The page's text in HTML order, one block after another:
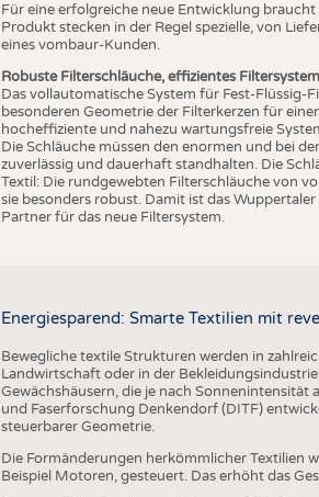
Für eine erfolgreiche neue Entwicklung
Produkt stecken in der Regel spezielle, von
eines vombaur-Kunden.
Robuste Filterschläuche, effizientes Filtersystem
Das vollautomatische System für Fest-
besonderen Geometrie der Filterkerzen für
hocheffiziente und nahezu wartungsfreie
Die Schläuche müssen den enormen und bei
zuverlässig und dauerhaft standhalten. Die
Textil: Die rundgewebten Filterschläuche von
sie besonders robust. Damit ist das
Partner für das neue Filtersystem.
Energiesparend: Smarte Textilien mit
Bewegliche textile Strukturen werden in
Landwirtschaft oder in der
Gewächshäusern, die je nach
und Faserforschung Denkendorf (DITF)
steuerbarer Geometrie.
Die Formänderungen herkömmlicher Textilien
Beispiel Motoren, gesteuert. Das erhöht das